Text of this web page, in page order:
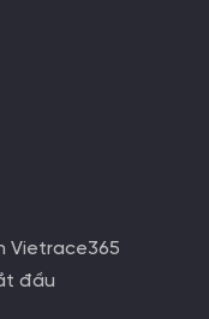
Vietrace365
đầu